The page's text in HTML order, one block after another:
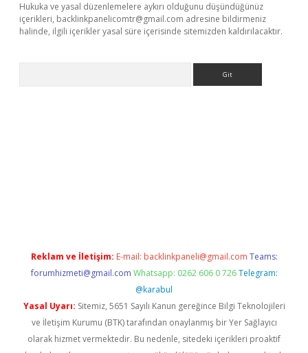
Hukuka ve yasal düzenlemelere aykırı olduğunu düşündüğünüz
içerikleri, backlinkpanelicomtr@gmail.com adresine bildirmeniz
halinde, ilgili içerikler yasal süre içerisinde sitemizden kaldırılacaktır.
Reklam ve İletişim: E-mail: backlinkpaneli@gmail.com Teams:
forumhizmeti@gmail.com Whatsapp: 0262 606 0 726 Telegram:
@karabul
Yasal Uyarı: Sitemiz, 5651 Sayılı Kanun gereğince Bilgi Teknolojileri
ve İletişim Kurumu (BTK) tarafından onaylanmış bir Yer Sağlayıcı
olarak hizmet vermektedir. Bu nedenle, sitedeki içerikleri proaktif